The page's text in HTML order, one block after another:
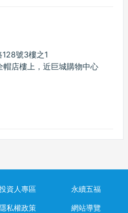
號3樓之1
帽店樓上，近巨城購物中心
資人專區
永續五福
私權政策 網站導覽